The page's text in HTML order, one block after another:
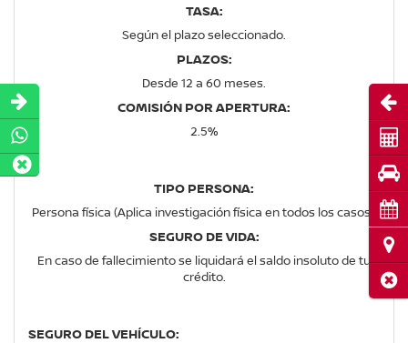
TASA:
Según el plazo seleccionado.
PLAZOS:
Desde 12 a 60 meses.
COMISIÓN POR APERTURA:
2.5%
TIPO PERSONA:
Persona física (Aplica investigación física en todos los casos).
SEGURO DE VIDA:
En caso de fallecimiento se liquidará el saldo insoluto de tu
crédito.
SEGURO DEL VEHÍCULO: